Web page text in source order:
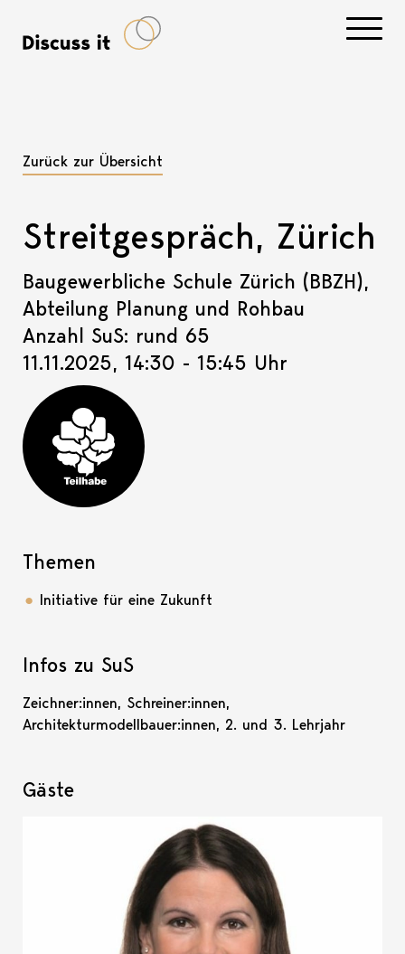
Zurück zur Übersicht
Streitgespräch, Zürich
Baugewerbliche Schule Zürich (BBZH),
Abteilung Planung und Rohbau
Anzahl SuS: rund 65
11.11.2025, 14:30 - 15:45 Uhr
Teilhabe-Projekt
Themen
Initiative für eine Zukunft
Infos zu SuS
Zeichner:innen, Schreiner:innen,
Architekturmodellbauer:innen, 2. und 3. Lehrjahr
Gäste